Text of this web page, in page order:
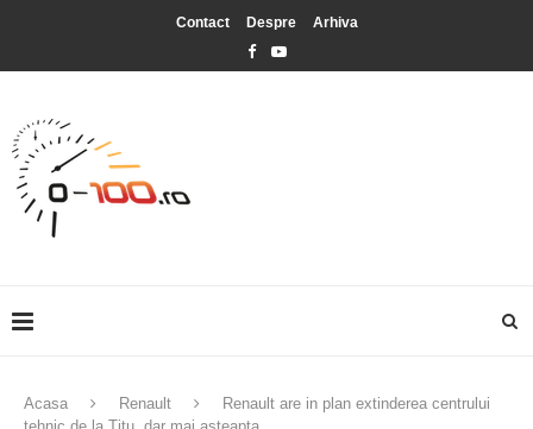
Contact Despre Arhiva
Acasa Renault
Renault are in plan extinderea centrului